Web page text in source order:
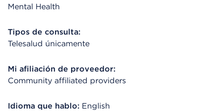
Mental Health
Tipos de consulta:
Telesalud únicamente
Mi afiliación de proveedor:
Community affiliated providers
Idioma que hablo: English